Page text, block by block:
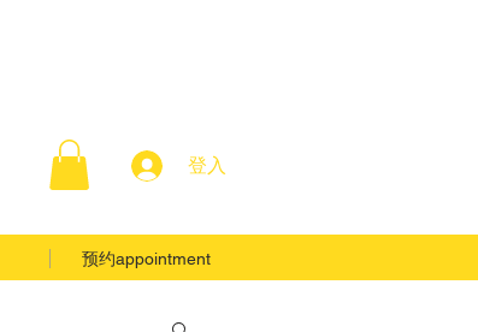
登入
预约appointment